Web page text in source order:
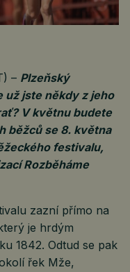
– Plzeňský
už jste někdy z jeho
V květnu budete
běžců se 8. května
festivalu,
Rozběháme
zazní přímo na
je hrdým
1842. Odtud se pak
řek Mže,